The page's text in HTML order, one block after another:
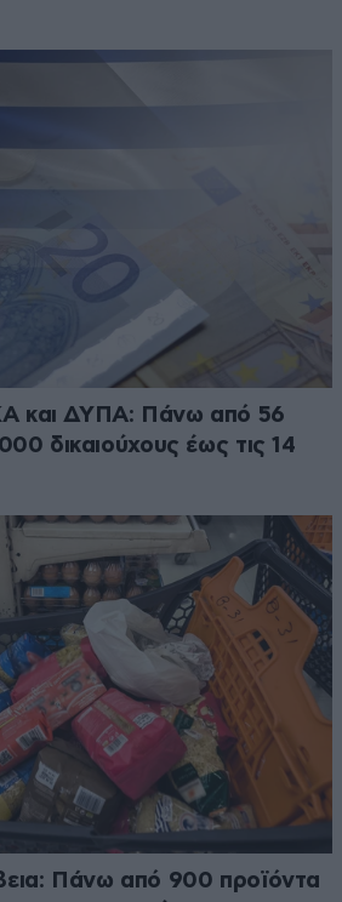
και ΔΥΠΑ: Πάνω από 56
δικαιούχους έως τις 14
Πάνω από 900 προϊόντα